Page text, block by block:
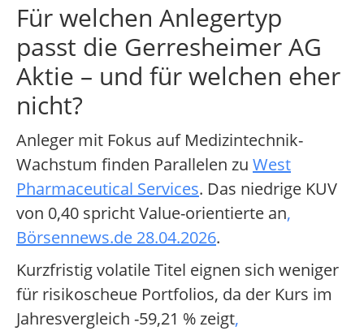
Für welchen Anlegertyp
passt die Gerresheimer AG
Aktie – und für welchen eher
nicht?
Anleger mit Fokus auf Medizintechnik-
Wachstum finden Parallelen zu West
Pharmaceutical Services. Das niedrige KUV
von 0,40 spricht Value-orientierte an,
Börsennews.de 28.04.2026.
Kurzfristig volatile Titel eignen sich weniger
für risikoscheue Portfolios, da der Kurs im
Jahresvergleich -59,21 % zeigt,